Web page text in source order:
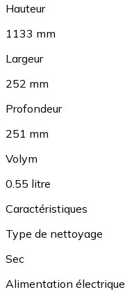
Hauteur
1133 mm
Largeur
252 mm
Profondeur
251 mm
Volym
0.55 litre
Caractéristiques
Type de nettoyage
Sec
Alimentation électrique